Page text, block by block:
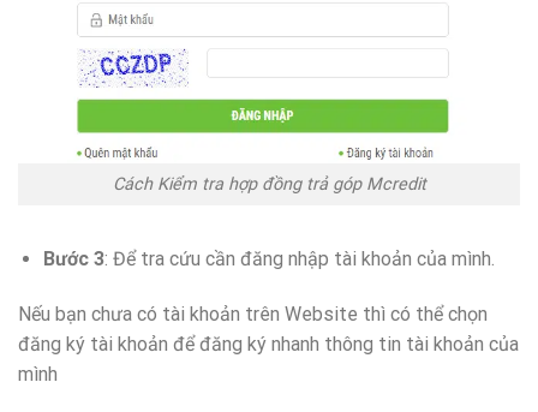
Cách Kiểm tra hợp đồng trả góp Mcredit
Bước 3: Để tra cứu cần đăng nhập tài khoản của mình.
Nếu bạn chưa có tài khoản trên Website thì có thể chọn
đăng ký tài khoản để đăng ký nhanh thông tin tài khoản của
mình